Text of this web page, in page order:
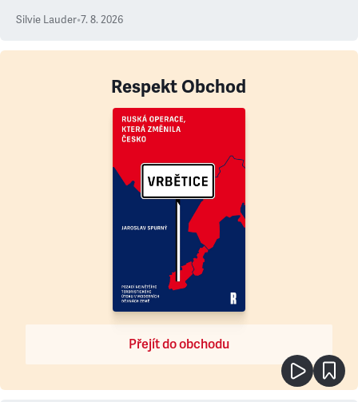
Silvie Lauder•7. 8. 2026
Respekt Obchod
Přejít do obchodu